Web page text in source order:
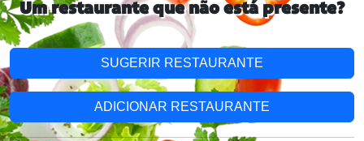
Um restaurante que não está presente?
SUGERIR RESTAURANTE
ADICIONAR RESTAURANTE